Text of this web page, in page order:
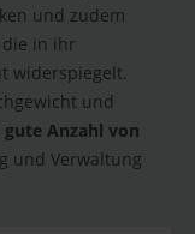
und zudem
die in ihr
widerspiegelt.
und
Anzahl von
und Verwaltung